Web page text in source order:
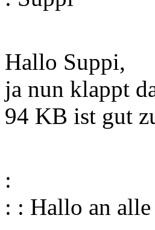
Hallo Suppi,
ja nun klappt
94 KB ist gut
:
: : Hallo an